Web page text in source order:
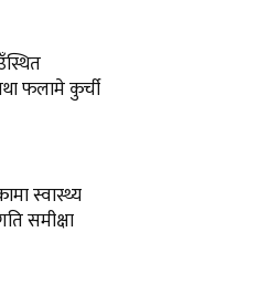
फलामे कुर्ची
स्वास्थ्य
समीक्षा